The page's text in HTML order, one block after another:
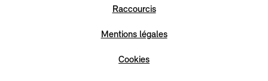
Raccourcis
Mentions légales
Cookies